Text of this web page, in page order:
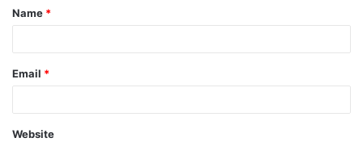
*
Name *
Email *
Website